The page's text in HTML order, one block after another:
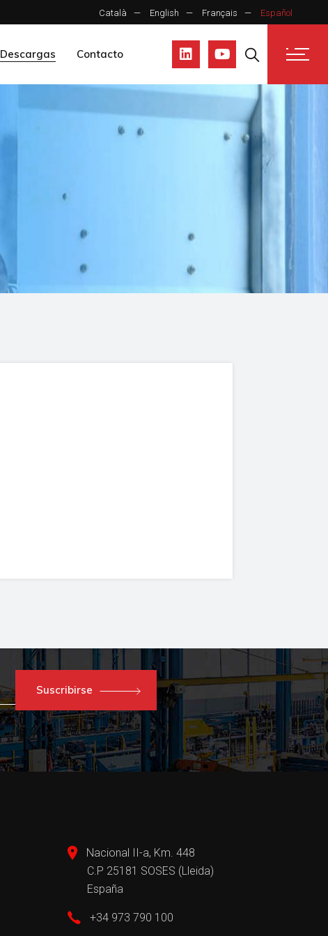
Català English Français Español
Descargas Contacto
Suscribirse
Nacional II-a, Km. 448
C.P 25181 SOSES (Lleida)
España
+34 973 790 100